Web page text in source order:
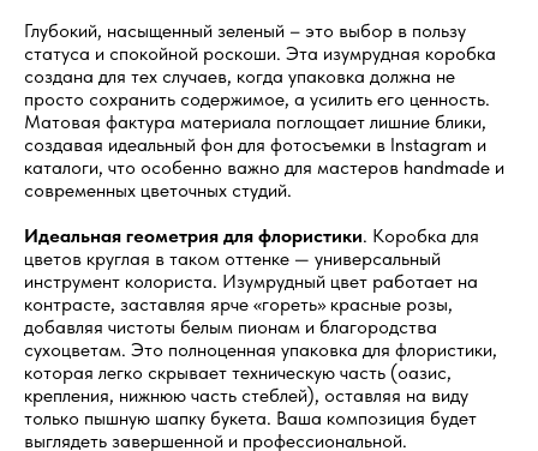
Глубокий, насыщенный зеленый – это выбор в пользу
статуса и спокойной роскоши. Эта изумрудная коробка
создана для тех случаев, когда упаковка должна не
просто сохранить содержимое, а усилить его ценность.
Матовая фактура материала поглощает лишние блики,
создавая идеальный фон для фотосъемки в Instagram и
каталоги, что особенно важно для мастеров handmade и
современных цветочных студий.
Идеальная геометрия для флористики. Коробка для
цветов круглая в таком оттенке — универсальный
инструмент колориста. Изумрудный цвет работает на
контрасте, заставляя ярче «гореть» красные розы,
добавляя чистоты белым пионам и благородства
сухоцветам. Это полноценная упаковка для флористики,
которая легко скрывает техническую часть (оазис,
крепления, нижнюю часть стеблей), оставляя на виду
только пышную шапку букета. Ваша композиция будет
выглядеть завершенной и профессиональной.